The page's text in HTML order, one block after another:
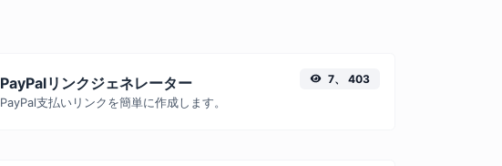
PayPalリンクジェネレーター
PayPal支払いリンクを簡単に作成します。
7、 403